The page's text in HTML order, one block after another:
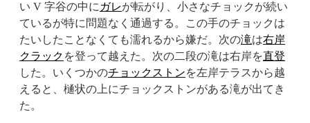
い V 字谷の中に ガレが転がり、小さなチョックが続い
ているが特に問題なく通過する。この手のチョックは
たいしたことなくても濡れるから嫌だ。次の滝は右岸
クラック を登って越えた。次の二段の滝は右岸を直登
した。いくつかのチョックストンを左岸テラスから越
えると、樋状の上にチョックストンがある滝が出てき
た。